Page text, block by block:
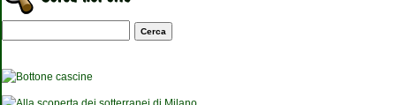
Maschera di ricerca